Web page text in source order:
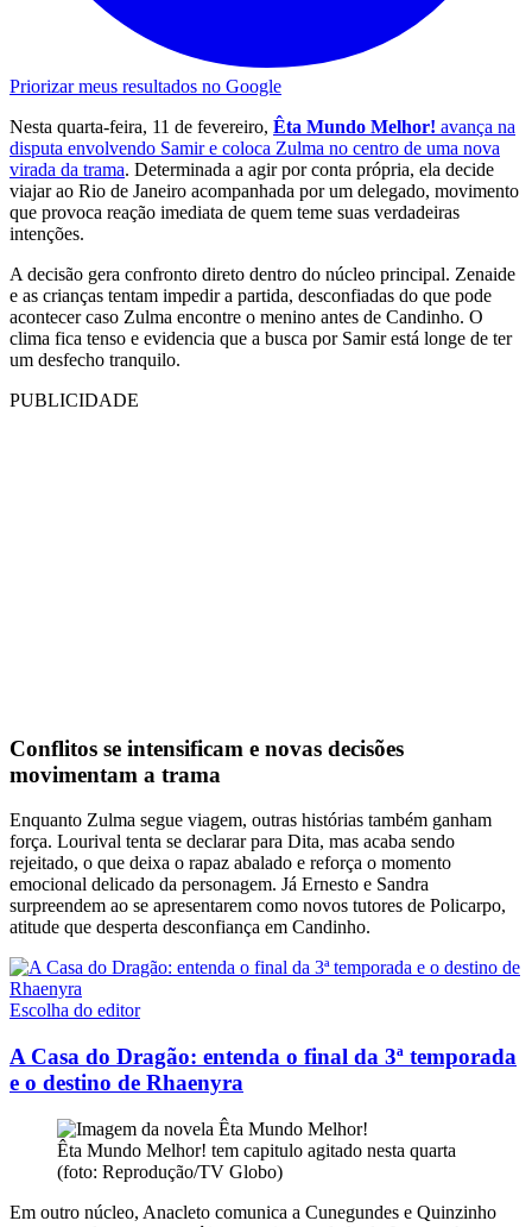
Priorizar meus resultados no Google
Nesta quarta-feira, 11 de fevereiro, Êta Mundo Melhor! avança na
disputa envolvendo Samir e coloca Zulma no centro de uma nova
virada da trama. Determinada a agir por conta própria, ela decide
viajar ao Rio de Janeiro acompanhada por um delegado, movimento
que provoca reação imediata de quem teme suas verdadeiras
intenções.
A decisão gera confronto direto dentro do núcleo principal. Zenaide
e as crianças tentam impedir a partida, desconfiadas do que pode
acontecer caso Zulma encontre o menino antes de Candinho. O
clima fica tenso e evidencia que a busca por Samir está longe de ter
um desfecho tranquilo.
PUBLICIDADE
Conflitos se intensificam e novas decisões
movimentam a trama
Enquanto Zulma segue viagem, outras histórias também ganham
força. Lourival tenta se declarar para Dita, mas acaba sendo
rejeitado, o que deixa o rapaz abalado e reforça o momento
emocional delicado da personagem. Já Ernesto e Sandra
surpreendem ao se apresentarem como novos tutores de Policarpo,
atitude que desperta desconfiança em Candinho.
Escolha do editor
A Casa do Dragão: entenda o final da 3ª temporada
e o destino de Rhaenyra
Êta Mundo Melhor! tem capitulo agitado nesta quarta
(foto: Reprodução/TV Globo)
Em outro núcleo, Anacleto comunica a Cunegundes e Quinzinho